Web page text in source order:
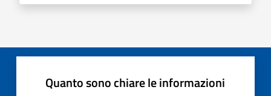
Quanto sono chiare le informazioni